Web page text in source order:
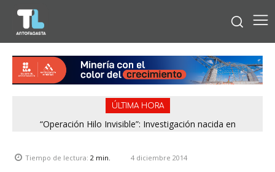
ÚLTIMA HORA
“Operación Hilo Invisible”: Investigación nacida en
Tiempo de lectura: 2 min. 4 diciembre 2014